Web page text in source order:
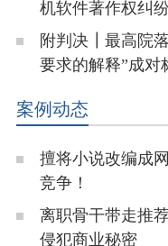
机软件著作权纠
附判决┃最高院落
要求的解释”成对
案例动态
擅将小说改编成
竞争！
离职骨干带走推
侵犯商业秘密